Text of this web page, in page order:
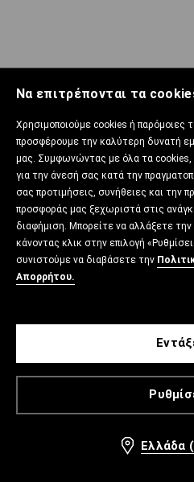
Να επιτρέπονται τα
Χρησιμοποιούμε cookies ή παρόμοιες
προσφέρουμε την καλύτερη δυνατή
μας. Συμφωνώντας με όλα τα cookies,
για την άνεσή σας κατά την
σας προτιμήσεις, συνήθειες και την
προσφοράς μας ξεχωριστά στις
διαφήμιση. Μπορείτε να αλλάξετε
κάνοντας κλικ στην επιλογή
συνιστούμε να διαβάσετε την
Απορρήτου.
Ελλάδα